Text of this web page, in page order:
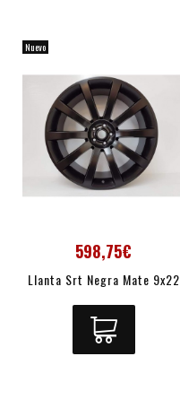
Nuevo
598,75€
Llanta Srt Negra Mate 9x22